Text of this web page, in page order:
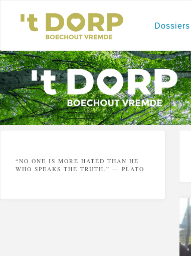
Dossiers
“NO ONE IS MORE HATED THAN HE
WHO SPEAKS THE TRUTH.” — PLATO